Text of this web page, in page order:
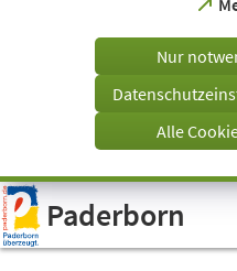
Visuelle
Assistenzsoftware
öffnen.
Tab)
Nur
Alle
Paderborn